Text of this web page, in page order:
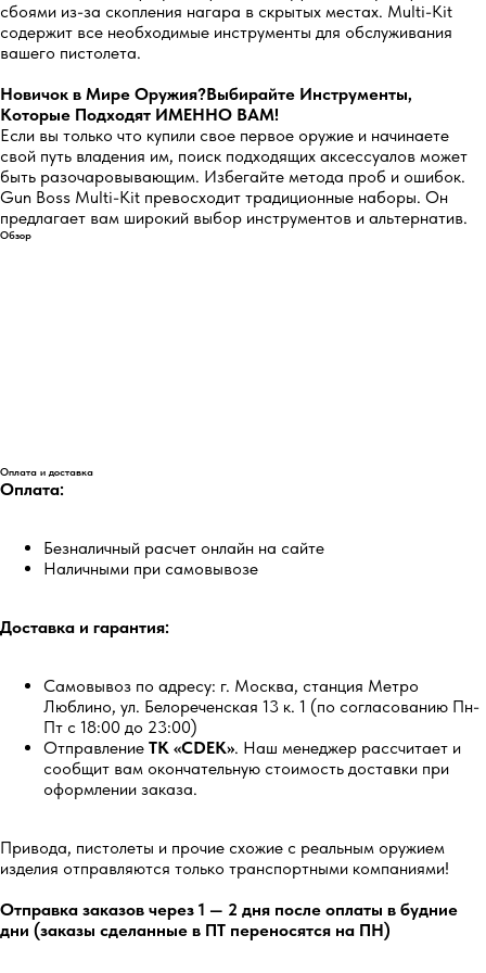
сбоями из-за скопления нагара в скрытых местах. Multi-Kit
содержит все необходимые инструменты для обслуживания
вашего пистолета.
Новичок в Мире Оружия?Выбирайте Инструменты,
Которые Подходят ИМЕННО ВАМ!
Если вы только что купили свое первое оружие и начинаете
свой путь владения им, поиск подходящих аксессуалов может
быть разочаровывающим. Избегайте метода проб и ошибок.
Gun Boss Multi-Kit превосходит традиционные наборы. Он
предлагает вам широкий выбор инструментов и альтернатив.
Обзор
Оплата и доставка
Оплата:
Безналичный расчет онлайн на сайте
Наличными при самовывозе
Доставка и гарантия:
Самовывоз по адресу: г. Москва, станция Метро
Люблино, ул. Белореченская 13 к. 1 (по согласованию Пн-
Пт с 18:00 до 23:00)
Отправление ТК «CDEK». Наш менеджер рассчитает и
сообщит вам окончательную стоимость доставки при
оформлении заказа.
Привода, пистолеты и прочие схожие с реальным оружием
изделия отправляются только транспортными компаниями!
Отправка заказов через 1 — 2 дня после оплаты в будние
дни (заказы сделанные в ПТ переносятся на ПН)
5.0
ответят на ваши вопросы и помогут
Остались вопросы?
Написать в MAX
Написать в Telegram